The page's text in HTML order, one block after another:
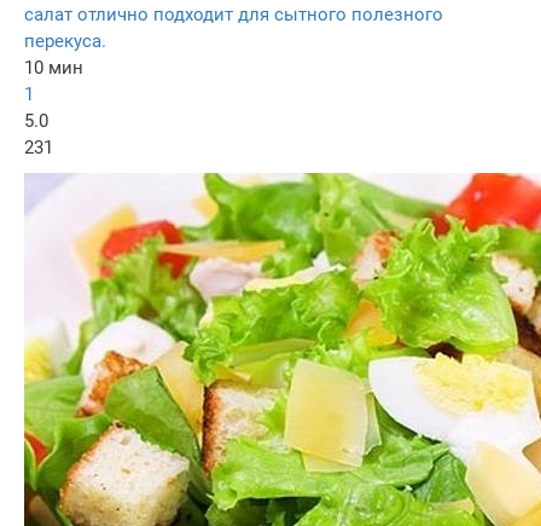
салат отлично подходит для сытного полезного
перекуса.
10 мин
1
5.0
231